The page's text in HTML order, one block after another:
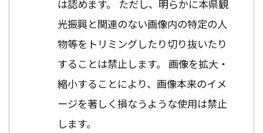
は認めます。 ただし、明らかに本県観
光振興と関連のない画像内の特定の人
物等をトリミングしたり切り抜いたり
することは禁止します。 画像を拡大・
縮小することにより、画像本来のイメ
ージを著しく損なうような使用は禁止
します。